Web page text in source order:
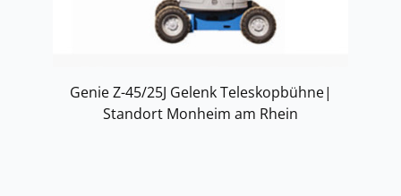
Genie Z-45/25J Gelenk Teleskopbühne|
Standort Monheim am Rhein